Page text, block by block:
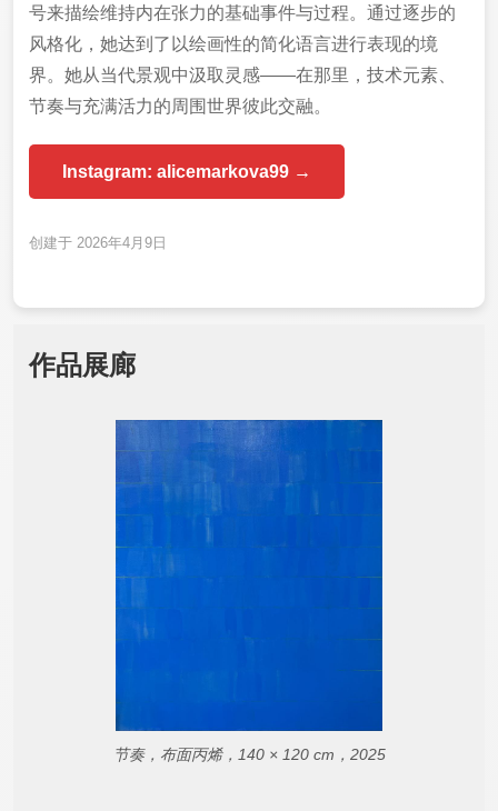
号来描绘维持内在张力的基础事件与过程。通过逐步的
风格化，她达到了以绘画性的简化语言进行表现的境
界。她从当代景观中汲取灵感——在那里，技术元素、
节奏与充满活力的周围世界彼此交融。
Instagram: alicemarkova99 →
创建于 2026年4月9日
作品展廊
节奏，布面丙烯，140 × 120 cm，2025